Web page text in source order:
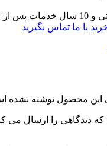
با ما تماس بگیرید
این محصول نوشته نشده
که دیدگاهی را ارسال می